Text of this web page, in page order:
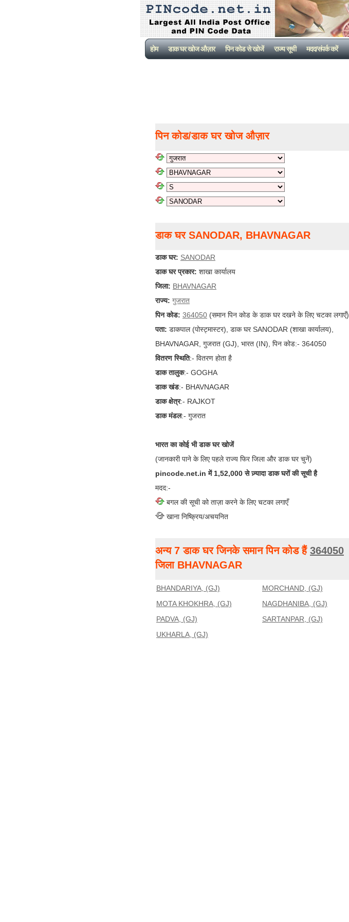
होम डाक घर खोज औज़ार पिन कोड से खोजें राज्य सूची मदद/संपर्क करें
पिन कोड/डाक घर खोज औज़ार
डाक घर SANODAR, BHAVNAGAR
डाक घर: SANODAR
डाक घर प्रकार: शाखा कार्यालय
जिला: BHAVNAGAR
राज्य: गुजरात
पिन कोड: 364050 (समान पिन कोड के डाक घर दखने के लिए चटका लगाएँ)
पता: डाकपाल (पोस्ट्मास्टर), डाक घर SANODAR (शाखा कार्यालय),
BHAVNAGAR, गुजरात (GJ), भारत (IN), पिन कोड:- 364050
वितरण स्थिति:- वितरण होता है
डाक तालुक:- GOGHA
डाक खंड:- BHAVNAGAR
डाक क्षेत्र:- RAJKOT
डाक मंडल:- गुजरात
भारत का कोई भी डाक घर खोजें
(जानकारी पाने के लिए पहले राज्य फिर जिला और डाक घर चुनें)
pincode.net.in में 1,52,000 से ज़्यादा डाक घरों की सूची है
मदद:-
बगल की सूची को ताज़ा करने के लिए चटका लगाएँ
खाना निष्क्रिय/अचयनित
अन्य 7 डाक घर जिनके समान पिन कोड हैं 364050
जिला BHAVNAGAR
BHANDARIYA, (GJ)
MORCHAND, (GJ)
MOTA KHOKHRA, (GJ)
NAGDHANIBA, (GJ)
PADVA, (GJ)
SARTANPAR, (GJ)
UKHARLA, (GJ)